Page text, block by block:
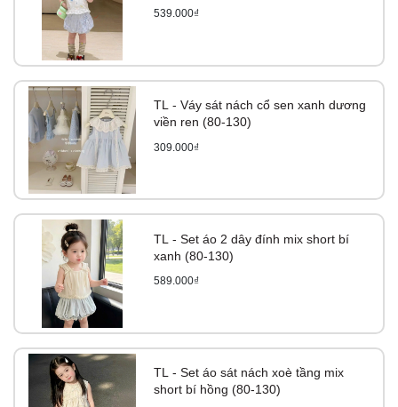
539.000₫
TL - Váy sát nách cổ sen xanh dương
viền ren (80-130)
309.000₫
TL - Set áo 2 dây đính mix short bí
xanh (80-130)
589.000₫
TL - Set áo sát nách xoè tầng mix
short bí hồng (80-130)